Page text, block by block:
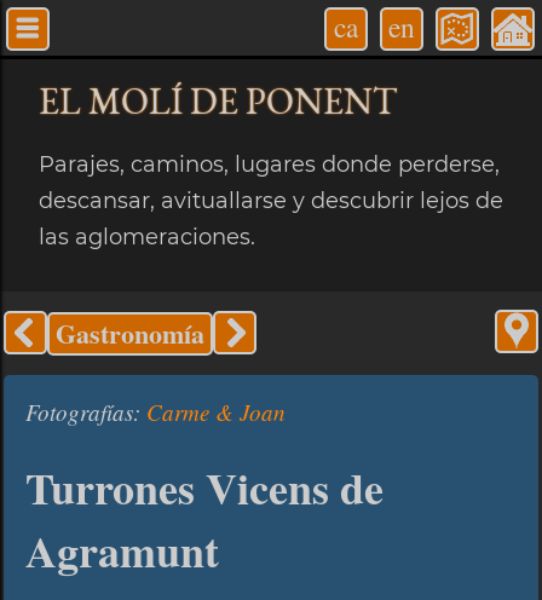
ca en
EL MOLÍDE PONENT
Parajes, caminos, lugares donde perderse,
descansar, avituallarse y descubrir lejos de
las aglomeraciones.
Gastronomía
Fotografías: Carme & Joan
Turrones Vicens de
Agramunt